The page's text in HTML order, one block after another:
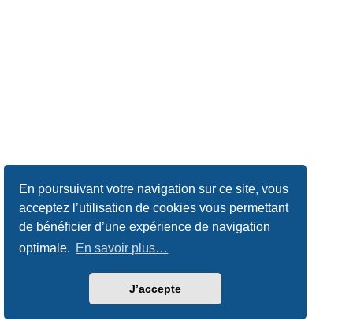
En poursuivant votre navigation sur ce site, vous
acceptez l’utilisation de cookies vous permettant
de bénéficier d’une expérience de navigation
optimale. En savoir plus…
J’accepte